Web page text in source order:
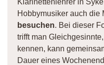
Klarinettenlehrer in
Hobbymusiker auch die
besuchen. Bei dieser
trifft man
kennen, kann
Dauer eines